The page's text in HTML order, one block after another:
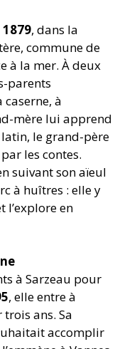
1879, dans la
commune de
à la mer. À deux
parents
à
mère lui apprend
le grand-père
les contes.
suivant son aïeul
à huîtres : elle y
l’explore en
à Sarzeau pour
, elle entre à
trois ans. Sa
accomplir